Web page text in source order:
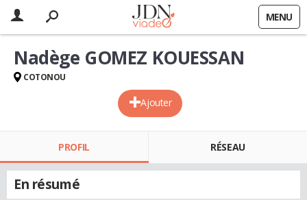
MENU
Ajouter
Nadège GOMEZ KOUESSAN
COTONOU
PROFIL RÉSEAU
En résumé